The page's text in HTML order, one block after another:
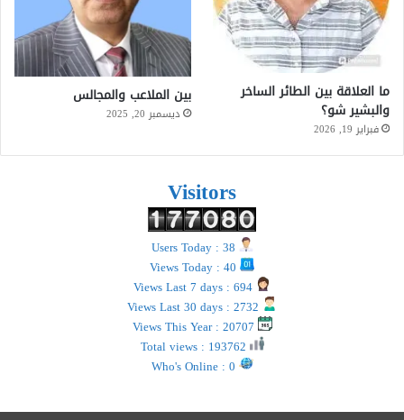
ما العلاقة بين الطائر الساخر
والبشير شو؟
فبراير 19, 2026
بين الملاعب والمجالس
ديسمبر 20, 2025
Visitors